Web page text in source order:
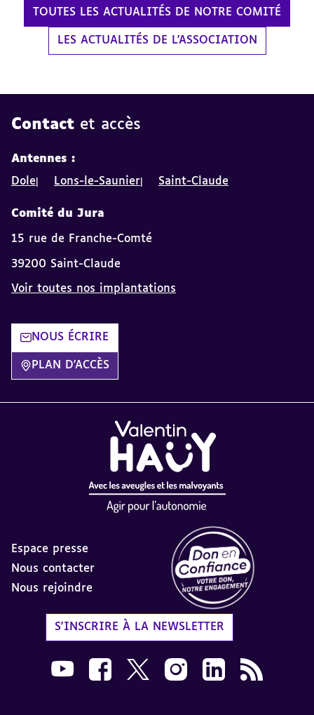
TOUTES LES ACTUALITÉS DE NOTRE COMITÉ
LES ACTUALITÉS DE L'ASSOCIATION
Contact et accès
Antennes :
Dole
Lons-le-Saunier Saint-Claude
Comité du Jura
15 rue de Franche-Comté
39200 Saint-Claude
Voir toutes nos implantations
NOUS ÉCRIRE
PLAN D'ACCÈS
Espace presse
Nous contacter
Nous rejoindre
S'INSCRIRE À LA NEWSLETTER
Nous suivre sur Youtube AVH dans une
Nous suivre sur Facebook AVH dans
Nous suivre sur X AVH dans une
Nous suivre sur Instagram
Nous suivre sur
Flux RSS